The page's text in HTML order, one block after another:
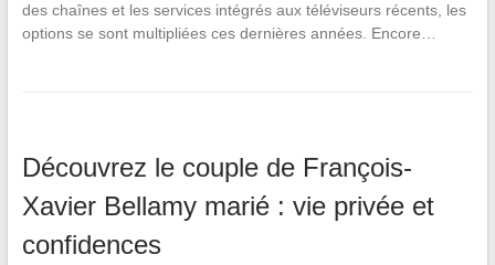
des chaînes et les services intégrés aux téléviseurs récents, les
options se sont multipliées ces dernières années. Encore…
Découvrez le couple de François-
Xavier Bellamy marié : vie privée et
confidences